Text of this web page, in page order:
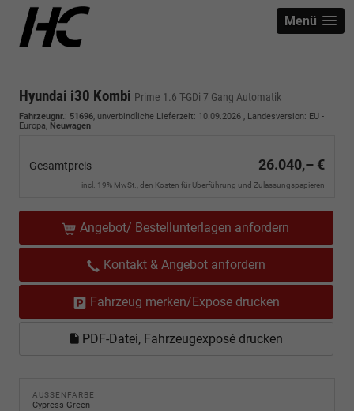
Menü
Hyundai i30 Kombi Prime 1.6 T-GDi 7 Gang Automatik
Fahrzeugnr.: 51696, unverbindliche Lieferzeit: 10.09.2026 , Landesversion: EU -
Europa, Neuwagen
Gesamtpreis 26.040,– €
incl. 19% MwSt., den Kosten für Überführung und Zulassungspapieren
Angebot/ Bestellunterlagen anfordern
Kontakt & Angebot anfordern
Fahrzeug merken/Expose drucken
PDF-Datei, Fahrzeugexposé drucken
AUSSENFARBE
Cypress Green